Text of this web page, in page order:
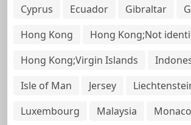
Cyprus
Ecuador Gibraltar
Hong Kong
Hong Kong;Not
Hong Kong;Virgin Islands
Isle of Man
Jersey
Luxembourg
Malaysia Monaco